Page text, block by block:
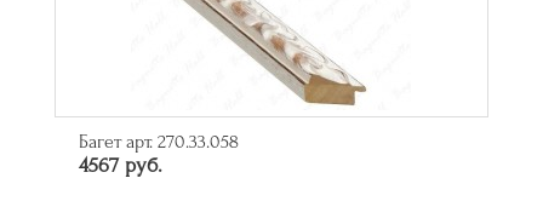
Багет арт. 270.33.058
4567 руб.